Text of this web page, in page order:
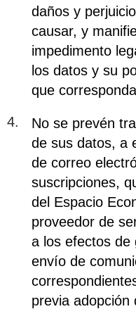
daños y
causar, y
impedimento
los datos y su
que
No se prevén
de sus datos, a
de correo
suscripciones,
del Espacio
proveedor de
a los efectos de
envío de
previa adopción